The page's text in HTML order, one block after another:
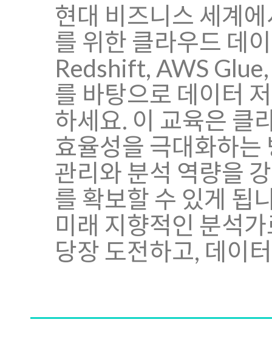
현대 비즈니스 세계
를 위한 클라우드 데
Redshift, AWS
를 바탕으로 데이터
하세요. 이 교육은 클
효율성을 극대화하는
관리와 분석 역량을
를 확보할 수 있게 됩
미래 지향적인 분석
당장 도전하고, 데이